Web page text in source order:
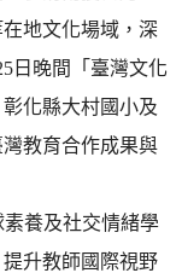
地文化場域，深
日晚間「臺灣文化
化縣大村國小及
教育合作成果與
養及社交情緒學
升教師國際視野